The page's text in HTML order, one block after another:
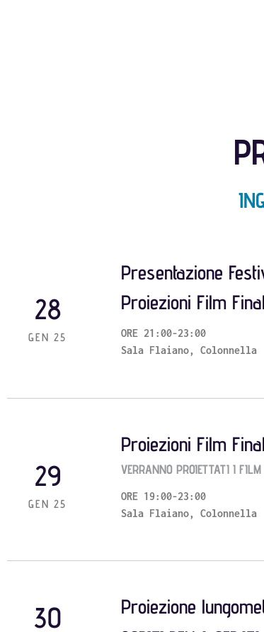
28
GEN 25
Presentazione
Proiezioni Film
ORE 21:00-23:00
Sala Flaiano, Colonnella
29
GEN 25
Proiezioni Film
VERRANNO PROIETTATI I
ORE 19:00-23:00
Sala Flaiano, Colonnella
30 Proiezione